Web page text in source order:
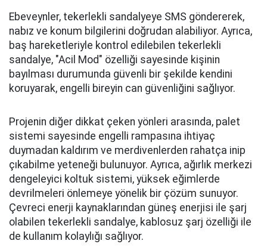
Ebeveynler, tekerlekli sandalyeye SMS göndererek,
nabız ve konum bilgilerini doğrudan alabiliyor. Ayrıca,
baş hareketleriyle kontrol edilebilen tekerlekli
sandalye, "Acil Mod" özelliği sayesinde kişinin
bayılması durumunda güvenli bir şekilde kendini
koruyarak, engelli bireyin can güvenliğini sağlıyor.
Projenin diğer dikkat çeken yönleri arasında, palet
sistemi sayesinde engelli rampasına ihtiyaç
duymadan kaldırım ve merdivenlerden rahatça inip
çıkabilme yeteneği bulunuyor. Ayrıca, ağırlık merkezi
dengeleyici koltuk sistemi, yüksek eğimlerde
devrilmeleri önlemeye yönelik bir çözüm sunuyor.
Çevreci enerji kaynaklarından güneş enerjisi ile şarj
olabilen tekerlekli sandalye, kablosuz şarj özelliği ile
de kullanım kolaylığı sağlıyor.